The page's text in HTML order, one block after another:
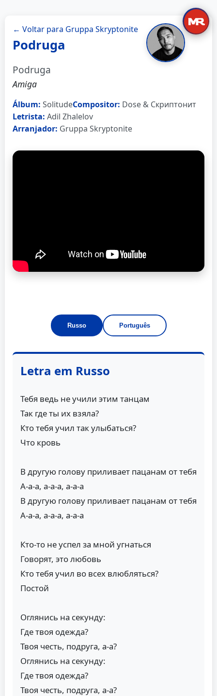
← Voltar para Gruppa Skryptonite
Podruga
Podruga
Amiga
Álbum: SolitudeCompositor: Dose & Скриптонит
Letrista: Adil Zhalelov
Arranjador: Gruppa Skryptonite
Russo Português
Letra em Russo
Тебя ведь не учили этим танцам
Так где ты их взяла?
Кто тебя учил так улыбаться?
Что кровь
В другую голову приливает пацанам от тебя
А-а-а, а-а-а, а-а-а
В другую голову приливает пацанам от тебя
А-а-а, а-а-а, а-а-а
Кто-то не успел за мной угнаться
Говорят, это любовь
Кто тебя учил во всех влюбляться?
Постой
Оглянись на секунду:
Где твоя одежда?
Твоя честь, подруга, а-а?
Оглянись на секунду:
Где твоя одежда?
Твоя честь, подруга, а-а?